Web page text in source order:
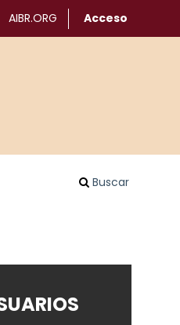
AIBR.ORG Acceso
Buscar